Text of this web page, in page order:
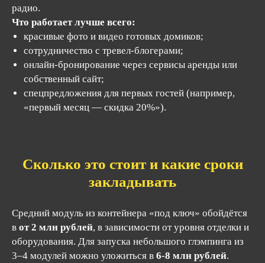
радио.
Что работает лучше всего:
красивые фото и видео готовых домиков;
сотрудничество с тревел-блогерами;
онлайн-бронирование через сервисы аренды или
собственный сайт;
спецпредложения для первых гостей (например,
«первый месяц — скидка 20%»).
Сколько это стоит и какие сроки
закладывать
Средний модуль из контейнера «под ключ» обойдётся
в от 2 млн рублей, в зависимости от уровня отделки и
оборудования. Для запуска небольшого глэмпинга из
3–4 модулей можно уложиться в 6-8 млн рублей.